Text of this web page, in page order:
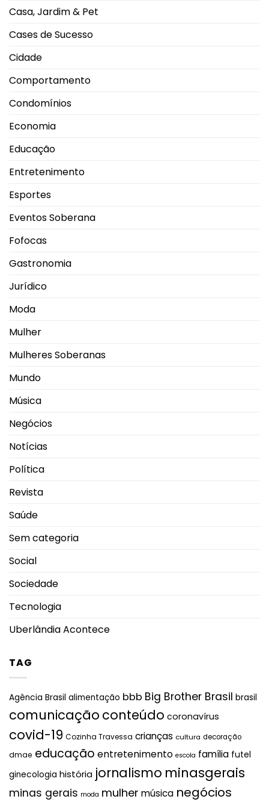
movimento
nas
de
exibição
Casa, Jardim & Pet
Cases de Sucesso
Cidade
Comportamento
Condomínios
Economia
Educação
Entretenimento
Esportes
Eventos Soberana
Fofocas
Gastronomia
Jurídico
Moda
Mulher
Mulheres Soberanas
Mundo
Música
Negócios
Notícias
Política
Revista
Saúde
Sem categoria
Social
Sociedade
Tecnologia
Uberlândia Acontece
TAG
Agência Brasil alimentação bbb Big Brother Brasil brasil
comunicação conteúdo coronavírus
covid-19 Cozinha Travessa crianças cultura decoração
dmae educação entretenimento escola família futel
ginecologia história jornalismo minasgerais
minas gerais moda mulher música negócios